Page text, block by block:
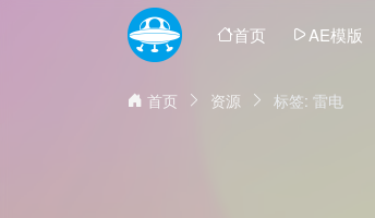
首页 AE模版
首页 资源 标签: 雷电